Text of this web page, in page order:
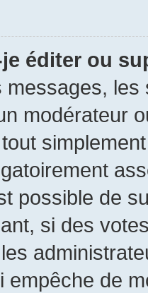
éditer ou
messages,
modérateur
possible de
si des
empêche de